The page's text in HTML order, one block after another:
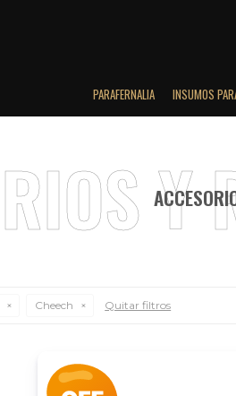
PARAFERNALIA INSUMOS
Cheech Quitar filtros